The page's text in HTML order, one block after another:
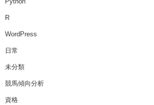
R
WordPress
日常
未分類
競馬傾向分析
資格